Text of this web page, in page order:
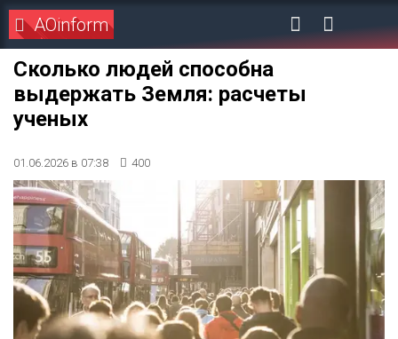
AOinform
Сколько людей способна
выдержать Земля: расчеты
ученых
01.06.2026 в 07:38 400